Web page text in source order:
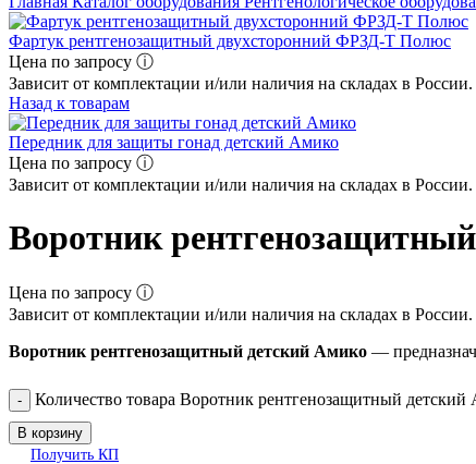
Фартук рентгенозащитный двухсторонний ФРЗД-Т Полюс
Цена по запросу ⓘ
Зависит от комплектации и/или наличия на складах в
Назад к товарам
Передник для защиты гонад детский Амико
Цена по запросу ⓘ
Зависит от комплектации и/или наличия на складах в
Воротник
Цена по запросу ⓘ
Зависит от комплектации и/или наличия на складах в
Воротник рентгенозащитный детский Амико —
Количество товара Воротник рентгенозащитный детский
В корзину
Получить КП